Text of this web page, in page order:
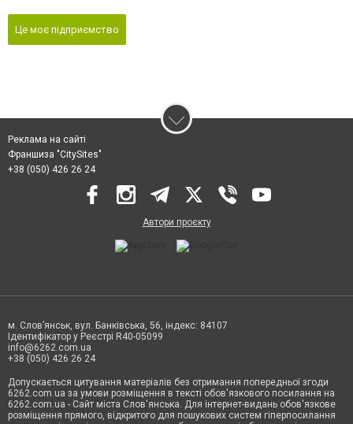
Це моє підприємство
Реклама на сайті
Франшиза "CitySites"
+38 (050) 426 26 24
Автори проєкту
м. Слов’янськ, вул. Банківська, 56, індекс: 84107
Ідентифікатор у Реєстрі R40-05099
info@6262.com.ua
+38 (050) 426 26 24
Допускається цитування матеріалів без отримання попередньої згоди
6262.com.ua за умови розміщення в тексті обов'язкового посилання на
6262.com.ua - Сайт міста Слов'янська. Для інтернет-видань обов'язкове
розміщення прямого, відкритого для пошукових систем гіперпосилання